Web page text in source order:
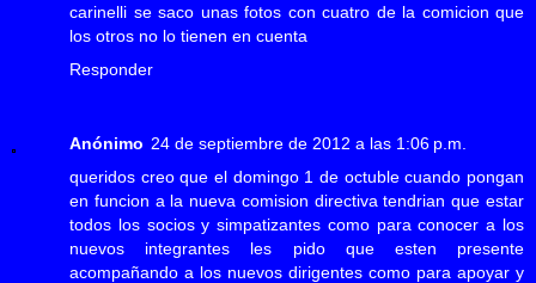
carinelli se saco unas fotos con cuatro de la comicion que
los otros no lo tienen en cuenta
Responder
Anónimo 24 de septiembre de 2012 a las 1:06 p.m.
queridos creo que el domingo 1 de octuble cuando pongan
en funcion a la nueva comision directiva tendrian que estar
todos los socios y simpatizantes como para conocer a los
nuevos integrantes les pido que esten presente
acompañando a los nuevos dirigentes como para apoyar y